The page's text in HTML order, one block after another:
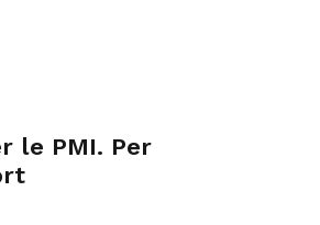
le PMI. Per